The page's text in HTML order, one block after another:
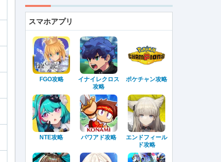
スマホアプリ
FGO攻略
イナイレクロス
攻略
ポケチャン攻略
NTE攻略 パワアド攻略
エンドフィール
ド攻略